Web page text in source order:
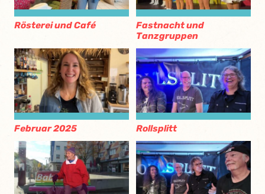
Rösterei und Café
Fastnacht und
Tanzgruppen
Februar 2025 Rollsplitt